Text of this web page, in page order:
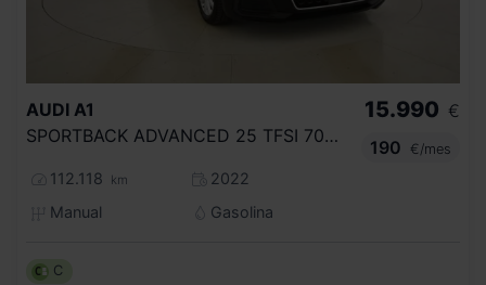
AUDI A1
SPORTBACK ADVANCED 25 TFSI 70KW (95CV)
112.118 km
2022
Manual
Gasolina
15.990 €
190
€/mes
C